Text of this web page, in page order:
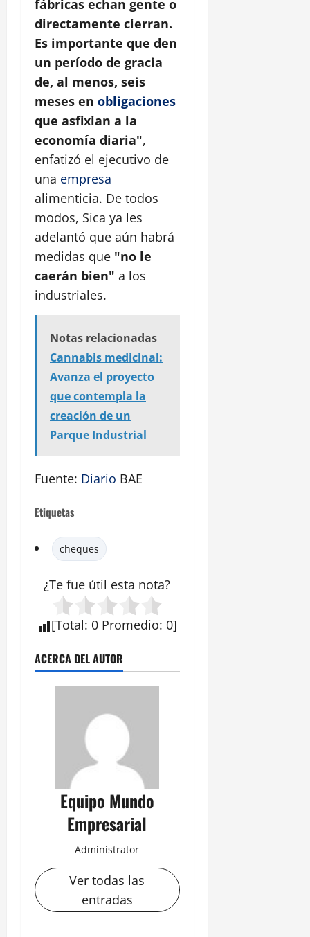
fábricas echan gente o
directamente cierran.
Es importante que den
un período de gracia
de, al menos, seis
meses en obligaciones
que asfixian a la
economía diaria",
enfatizó el ejecutivo de
una empresa
alimenticia. De todos
modos, Sica ya les
adelantó que aún habrá
medidas que "no le
caerán bien" a los
industriales.
Notas relacionadas
Cannabis medicinal:
Avanza el proyecto
que contempla la
creación de un
Parque Industrial
Fuente: Diario BAE
Etiquetas
cheques
¿Te fue útil esta nota?
[Total: 0 Promedio: 0]
ACERCA DEL AUTOR
Equipo Mundo
Empresarial
Administrator
Ver todas las
entradas